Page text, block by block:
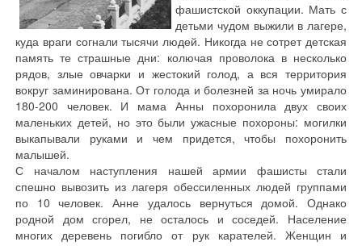
фашистской оккупации. Мать с
детьми чудом выжили в лагере,
куда враги согнали тысячи людей. Никогда не сотрет детская
память те страшные дни: колючая проволока в несколько
рядов, злые овчарки и жестокий голод, а вся территория
вокруг заминирована. От голода и болезней за ночь умирало
180-200 человек. И мама Анны похоронила двух своих
маленьких детей, но это были ужасные похороны: могилки
выкапывали руками и чем придется, чтобы похоронить
малышей.
С началом наступления нашей армии фашисты стали
спешно вывозить из лагеря обессиленных людей группами
по 10 человек. Анне удалось вернуться домой. Однако
родной дом сгорел, не осталось и соседей. Население
многих деревень погибло от рук карателей. Женщин и